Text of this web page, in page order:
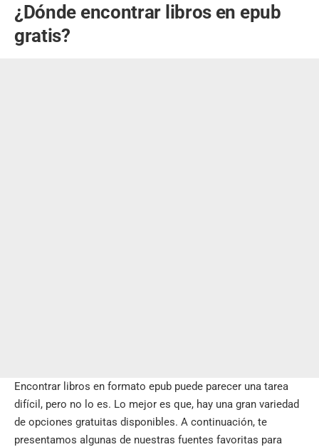
¿Dónde encontrar libros en epub
gratis?
Encontrar libros en formato epub puede parecer una tarea
difícil, pero no lo es. Lo mejor es que, hay una gran variedad
de opciones gratuitas disponibles. A continuación, te
presentamos algunas de nuestras fuentes favoritas para